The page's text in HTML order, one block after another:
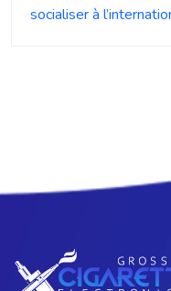
socialiser à